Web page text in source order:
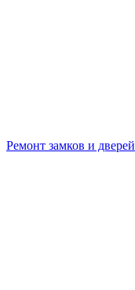
Ремонт замков и дверей